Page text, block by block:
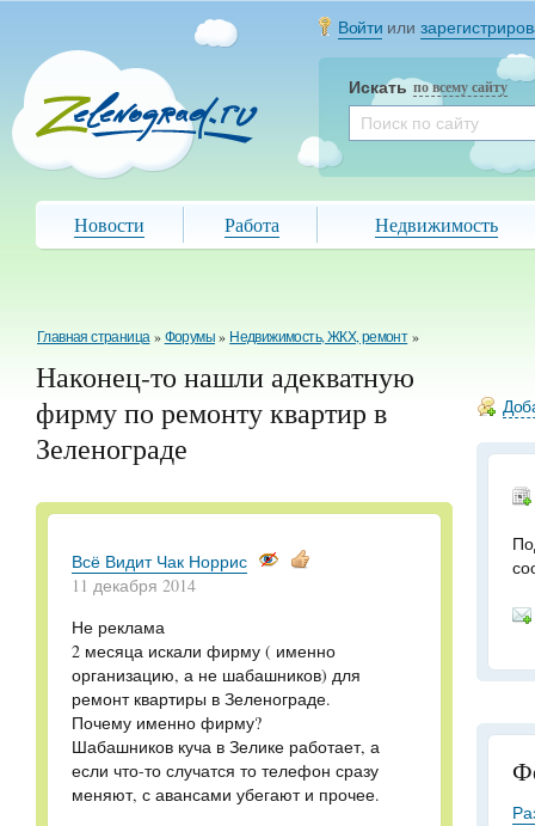
Войти или
Искать по всему сайту
Новости Работа Недвижимость
Главная страница »Форумы» Недвижимость, ЖКХ, ремонт »
Наконец-то нашли адекватную
фирму по ремонту квартир в
Зеленограде
Всё Видит Чак Норрис
11 декабря 2014
Не реклама
2 месяца искали фирму ( именно
организацию, а не шабашников) для
ремонт квартиры в Зеленограде.
Почему именно фирму?
Шабашников куча в Зелике работает, а
если что-то случатся то телефон сразу
меняют, с авансами убегают и прочее.